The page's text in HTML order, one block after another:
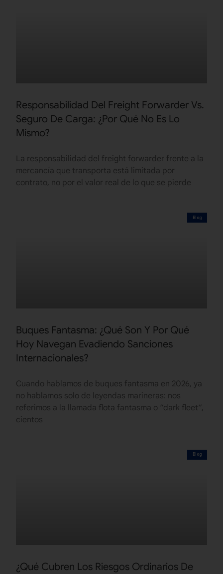
Responsabilidad Del Freight Forwarder Vs.
Seguro De Carga: ¿Por Qué No Es Lo
Mismo?
La responsabilidad del freight forwarder frente a la
mercancía que transporta está limitada por
contrato, no por el valor real de lo que se pierde
Blog
Buques Fantasma: ¿Qué Son Y Por Qué
Hoy Navegan Evadiendo Sanciones
Internacionales?
Cuando hablamos de buques fantasma en 2026, ya
no hablamos solo de leyendas marineras: nos
referimos a la llamada flota fantasma o “dark fleet“,
cientos
Blog
¿Qué Cubren Los Riesgos Ordinarios De